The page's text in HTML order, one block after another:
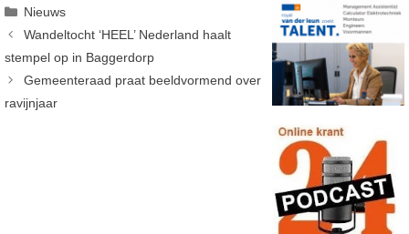
Categorieën
Nieuws
Wandeltocht ‘HEEL’ Nederland haalt
stempel op in Baggerdorp
Gemeenteraad praat beeldvormend over
ravijnjaar